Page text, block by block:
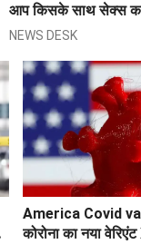
आप किसके साथ सेक्स
बवाल
NEWS DESK
America Covid
कोरोना का नया